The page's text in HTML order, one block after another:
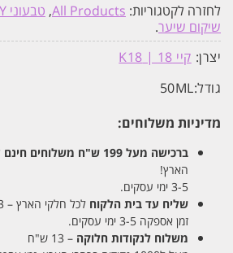
לחזרה לקטגוריות: All Products
, טבעוני VEGAN FRIENDLY
שיקום שיער.
יצרן: קיי 18 | K18
גודל:50ML
מדיניות משלוחים:
ברכישה מעל 199 ש"ח משלוחים
הארץ!
3-5 ימי עסקים.
שליח עד בית הלקוח לכל חלקי הארץ – 23 ש"ח
זמן אספקה 3-5 ימי עסקים.
משלוח לנקודות חלוקה – 13 ש"ח